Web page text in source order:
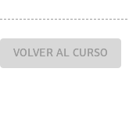
VOLVER AL CURSO